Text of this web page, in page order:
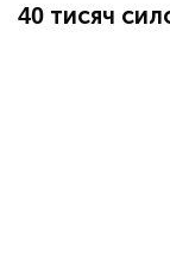
40 тисяч